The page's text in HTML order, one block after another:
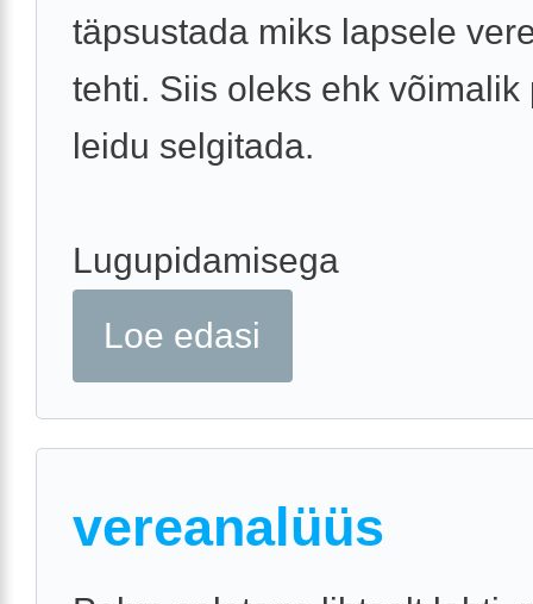
täpsustada miks lapsele
tehti. Siis oleks ehk võimalik
leidu selgitada.
Lugupidamisega
Loe edasi
vereanalüüs